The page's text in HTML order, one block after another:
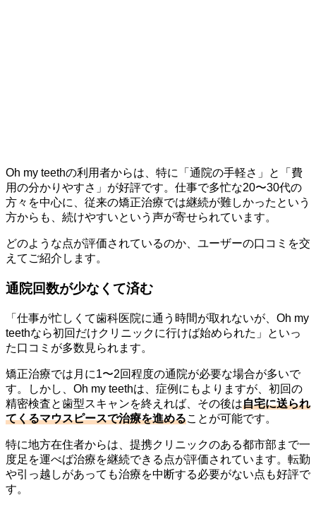
Oh my teethの利用者からは、特に「通院の手軽さ」と「費
用の分かりやすさ」が好評です。仕事で多忙な20〜30代の
方々を中心に、従来の矯正治療では継続が難しかったという
方からも、続けやすいという声が寄せられています。
どのような点が評価されているのか、ユーザーの口コミを交
えてご紹介します。
通院回数が少なくて済む
「仕事が忙しくて歯科医院に通う時間が取れないが、Oh my
teethなら初回だけクリニックに行けば始められた」といっ
た口コミが多数見られます。
矯正治療では月に1〜2回程度の通院が必要な場合が多いで
す。しかし、Oh my teethは、症例にもよりますが、初回の
精密検査と歯型スキャンを終えれば、その後は自宅に送られ
てくるマウスピースで治療を進めることが可能です。
特に地方在住者からは、提携クリニックのある都市部まで一
度足を運べば治療を継続できる点が評価されています。転勤
や引っ越しがあっても治療を中断する必要がない点も好評で
す。